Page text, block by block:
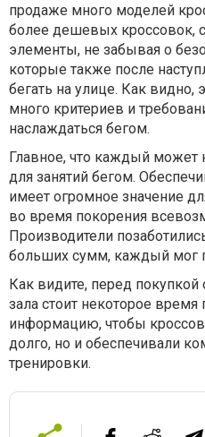
продаже много моделей
более дешевых кроссовок,
элементы, не забывая о
которые также после
бегать на улице. Как видно,
много критериев и
наслаждаться бегом.
Главное, что каждый может
для занятий бегом.
имеет огромное значение
во время покорения
Производители
больших сумм, каждый мог
Как видите, перед
зала стоит некоторое время
информацию, чтобы
долго, но и обеспечивали
тренировки.